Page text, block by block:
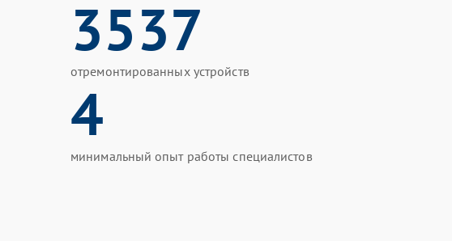
3537
отремонтированных устройств
4
минимальный опыт работы специалистов